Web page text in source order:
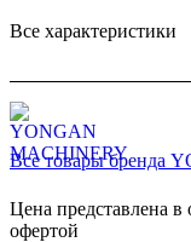
Все характеристики
Все товары бренда
Цена представлена в
офертой